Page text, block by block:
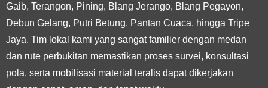
Gaib, Terangon, Pining, Blang Jerango, Blang Pegayon,
Debun Gelang, Putri Betung, Pantan Cuaca, hingga Tripe
Jaya. Tim lokal kami yang sangat familier dengan medan
dan rute perbukitan memastikan proses survei, konsultasi
pola, serta mobilisasi material teralis dapat dikerjakan